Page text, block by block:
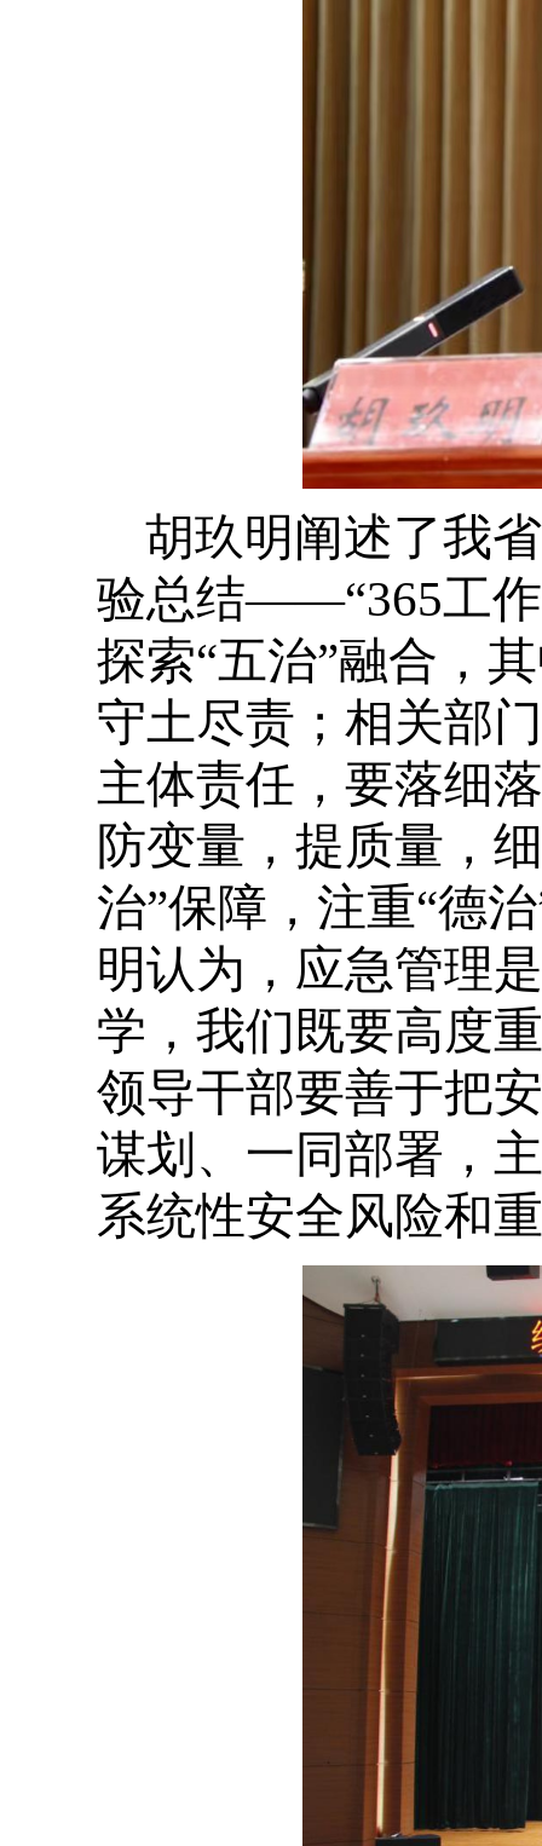
胡玖明阐述了我
验总结——“365工作
探索“五治”融合，
守土尽责；相关部
主体责任，要落细
防变量，提质量，
治”保障，注重“德
明认为，应急管理
学，我们既要高度
领导干部要善于把
谋划、一同部署，
系统性安全风险和